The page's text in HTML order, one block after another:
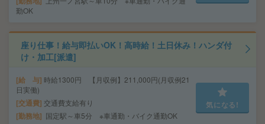
勤OK
座り仕事！給与即払いOK！高時給！土日休み！ハンダ付
け・加工[派遣]
給 与 時給1300円 【月収例】211,000円(月収例21
日実働)
交通費 交通費支給有り
勤務地 国定駅～車5分 ※車通勤・バイク通勤OK
気になる!